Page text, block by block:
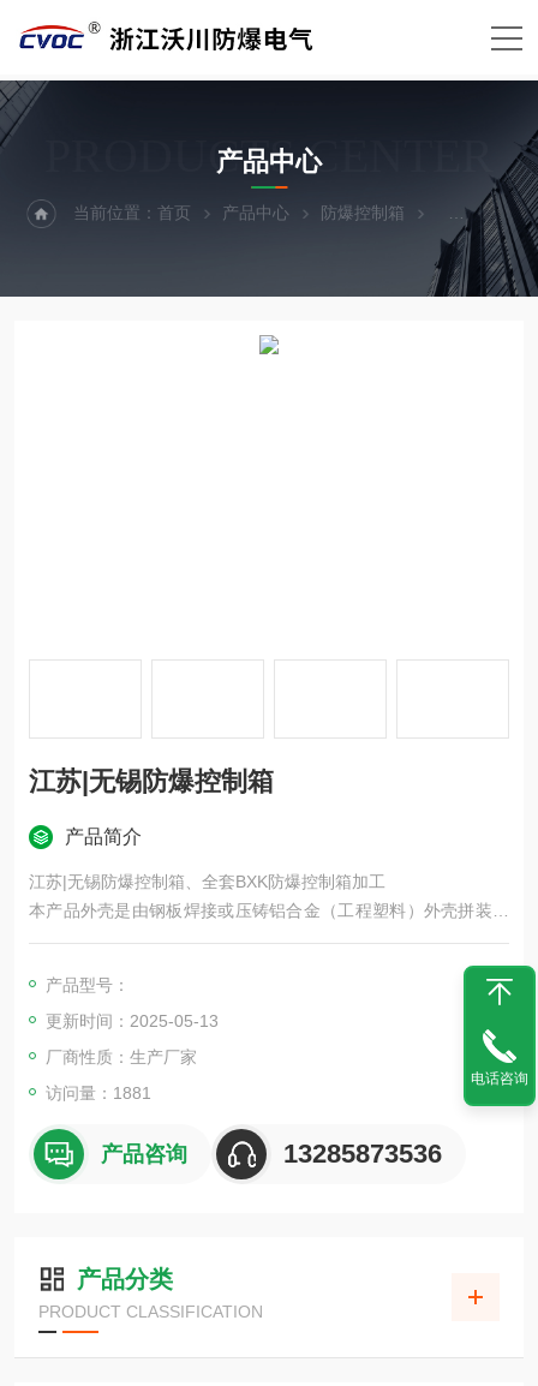
PRODUCTS CENTER
产品中心
当前位置：首页 产品中心 防爆控制箱 BXK防爆控
江苏|无锡防爆控制箱
产品简介
江苏|无锡防爆控制箱、全套BXK防爆控制箱加工
本产品外壳是由钢板焊接或压铸铝合金（工程塑料）外壳拼装而
成，表面喷塑，外型美观。压铸铝合金外壳为增安型外壳，内装
隔爆型元件（按钮、开关、信号灯等）组成。控制箱元件布置千
变万化，具体元件选择排列，根据用户提供的原理图及要求确
定，并可按用户的要求重新设计制造。
产品型号：
更新时间：2025-05-13
厂商性质：生产厂家
访问量：1881
产品咨询 13285873536
产品分类
PRODUCT CLASSIFICATION
电话咨询